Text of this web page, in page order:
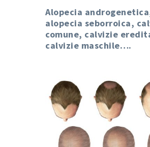
Alopecia
alopecia seborroica,
comune, calvizie
calvizie maschile….